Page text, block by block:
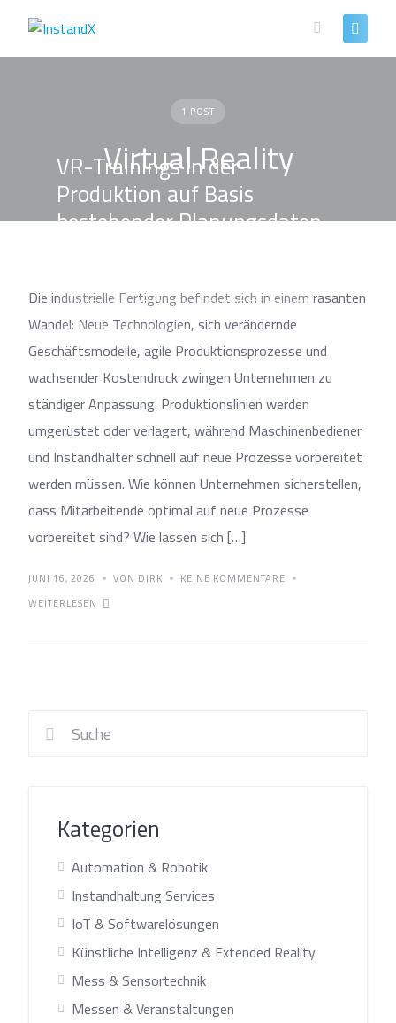
content
1 POST
Virtual Reality
KÜNSTLICHE INTELLIGENZ & EXTENDED REALITY
SMART MAINTENANCE
VR-Trainings in der
Produktion auf Basis
bestehender Planungsdaten
Die industrielle Fertigung befindet sich in einem rasanten
Wandel: Neue Technologien, sich verändernde
Geschäftsmodelle, agile Produktionsprozesse und
wachsender Kostendruck zwingen Unternehmen zu
ständiger Anpassung. Produktionslinien werden
umgerüstet oder verlagert, während Maschinenbediener
und Instandhalter schnell auf neue Prozesse vorbereitet
werden müssen. Wie können Unternehmen sicherstellen,
dass Mitarbeitende optimal auf neue Prozesse
vorbereitet sind? Wie lassen sich […]
JUNI 16, 2026 VON DIRK
KEINE KOMMENTARE
WEITERLESEN
Kategorien
Automation & Robotik
Instandhaltung Services
IoT & Softwarelösungen
Künstliche Intelligenz & Extended Reality
Mess & Sensortechnik
Messen & Veranstaltungen